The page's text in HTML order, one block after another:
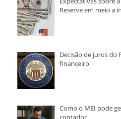
Reserve em meio a
Decisão de juros do
financeiro
Como o MEI pode
contador